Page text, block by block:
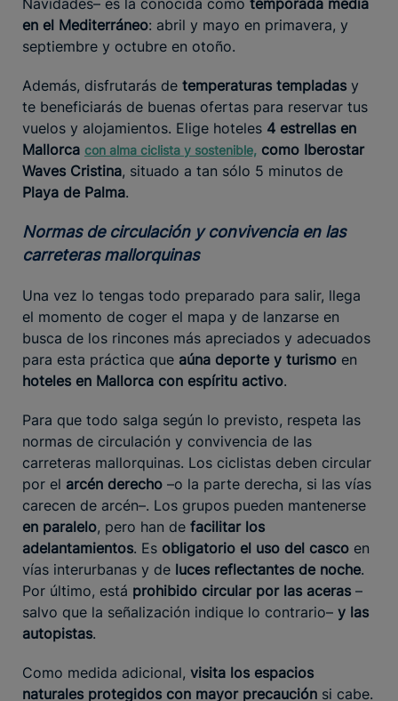
en el Mediterráneo: abril y mayo en primavera, y
septiembre y octubre en otoño.
Además, disfrutarás de temperaturas templadas y
te beneficiarás de buenas ofertas para reservar tus
vuelos y alojamientos. Elige hoteles 4 estrellas en
Mallorca con alma ciclista y sostenible, como Iberostar
Waves Cristina, situado a tan sólo 5 minutos de
Playa de Palma.
Normas de circulación y convivencia en las
carreteras mallorquinas
Una vez lo tengas todo preparado para salir, llega
el momento de coger el mapa y de lanzarse en
busca de los rincones más apreciados y adecuados
para esta práctica que aúna deporte y turismo en
hoteles en Mallorca con espíritu activo.
Para que todo salga según lo previsto, respeta las
normas de circulación y convivencia de las
carreteras mallorquinas. Los ciclistas deben circular
por el arcén derecho –o la parte derecha, si las vías
carecen de arcén–. Los grupos pueden mantenerse
en paralelo, pero han de facilitar los
adelantamientos. Es obligatorio el uso del casco en
vías interurbanas y de luces reflectantes de noche.
Por último, está prohibido circular por las aceras –
salvo que la señalización indique lo contrario– y las
autopistas.
Como medida adicional, visita los espacios
naturales protegidos con mayor precaución si cabe.